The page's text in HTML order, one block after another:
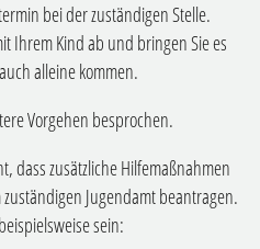
bei der zuständigen Stelle.
Ihrem Kind ab und bringen Sie es
alleine kommen.
Vorgehen besprochen.
dass zusätzliche Hilfemaßnahmen
Jugendamt beantragen.
sein: